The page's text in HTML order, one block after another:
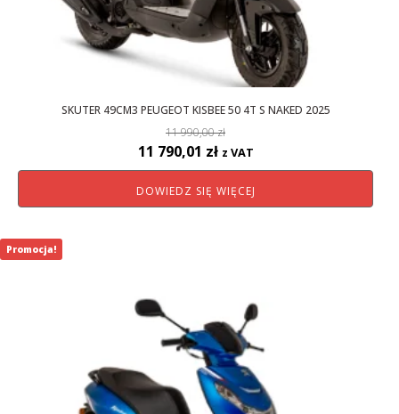
SKUTER 49CM3 PEUGEOT KISBEE 50 4T S NAKED 2025
11 990,00zł
Pierwotna
cena
wynosiła:
11 790,01 złAktualna
cena
wynosi:
z VAT
DOWIEDZ SIĘ WIĘCEJ
Promocja!